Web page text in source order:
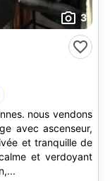
3
nous vendons
avec ascenseur,
et tranquille de
et verdoyant